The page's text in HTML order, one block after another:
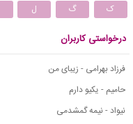
ک
گ ل
درخواستی کاربران
فرزاد بهرامی - زیبای من
حامیم - یکیو دارم
نیواد - نیمه گمشدمی